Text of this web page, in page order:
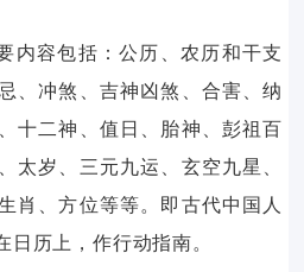
内容包括：公历、农历和干支
、冲煞、吉神凶煞、合害、纳
十二神、值日、胎神、彭祖百
太岁、三元九运、玄空九星、
肖、方位等等。即古代中国人
日历上，作行动指南。